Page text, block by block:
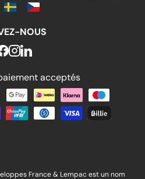
NOUS
acceptés
Moyens de paiement acceptés
France & Lempac est un nom